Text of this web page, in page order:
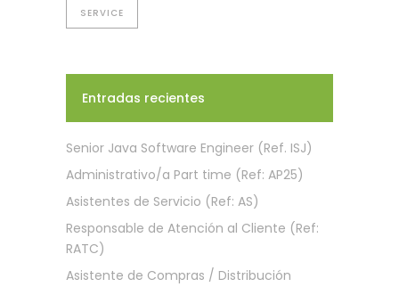
SERVICE
Entradas recientes
Senior Java Software Engineer (Ref. ISJ)
Administrativo/a Part time (Ref: AP25)
Asistentes de Servicio (Ref: AS)
Responsable de Atención al Cliente (Ref:
RATC)
Asistente de Compras / Distribución